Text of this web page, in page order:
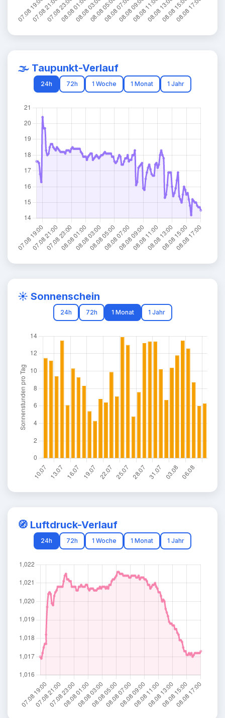
🌫️ Taupunkt-Verlauf
24h 72h 1 Woche 1 Monat 1 Jahr
☀️ Sonnenschein
24h 72h 1 Monat 1 Jahr
🧭 Luftdruck-Verlauf
24h 72h 1 Woche 1 Monat 1 Jahr